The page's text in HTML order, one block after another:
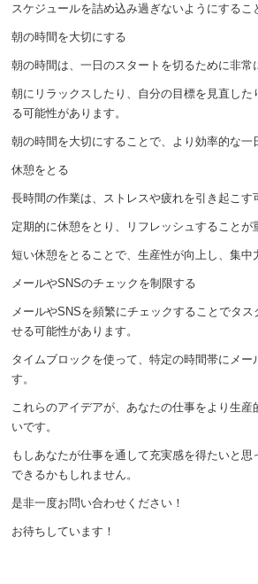
スケジュールを詰め込み過ぎないようにするこ
朝の時間を大切にする
朝の時間は、一日のスタートを切るために非常
朝にリラックスしたり、自分の目標を見直し
る可能性があります。
朝の時間を大切にすることで、より効率的な一
休憩をとる
長時間の作業は、ストレスや疲れを引き起こす
定期的に休憩をとり、リフレッシュすることが
短い休憩をとることで、生産性が向上し、集中
メールやSNSのチェックを制限する
メールやSNSを頻繁にチェックすることでタ
せる可能性があります。
タイムブロックを使って、特定の時間帯にメ
す。
これらのアイデアが、あなたの仕事をより生
いです。
もしあなたが仕事を通して充実感を得たいと
できるかもしれません。
是非一度お問い合わせください！
お待ちしています！